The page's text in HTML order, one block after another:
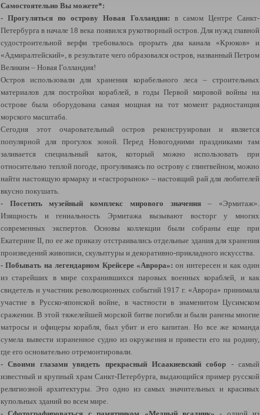
Самостоятельно Вы можете*:
- Прогуляться по острову Новая Голландия: в самом Центре Санкт-
Петербурга в начале 18 века появился рукотворный остров. Для нужд главной
судостроительной верфи требовалось прорыть два канала «Крюков» и
«Адмиралтейский», в результате чего образовался остров, названный Петром
Великим – Новая Голландия!
Остров использовали для хранения корабельного леса – строительных
материалов для постройки кораблей, в годы Первой мировой войны на
острове была оборудована самая мощная на тот момент радиостанция
морского масштаба.
Сегодня этот очаровательный остров реконструирован и является
популярной для прогулок зоной. Перед Новогодними праздниками там
заливается специальный каток, который можно использовать при
относительно теплой погоде, прогуливаясь по острову с глинтвейном, можно
найти настоящую ярмарку и «гастрорынок» – настоящий рай для любителей
вкусно покушать.
- Посетить музейный комплекс мирового значения– «Эрмитаж».
Изящность и гениальность Эрмитажа вызывают восторг у многих
современных экспертов. Основы коллекции были собраны еще при
Екатерине II, по ее же приказу отстраивались отдельные здания для хранения
произведений живописи, скульптуры и декоративно-прикладного искусства.
- Побывать на легендарном Крейсере «Аврора»:он интересен и как один
из старейших в мире сохранившихся паровых военных кораблей, и как
свидетель и участник революционных событий 1917 г. «Аврора» принимала
участие в Русско-японской войне, в частности в знаменитом Цусимском
сражении. В этой тяжелейшей морской битве погибли и были ранены многие
матросы и офицеры корабля, был убит и его капитан. Но все же команда
сумела вывести израненное судно из окружения и привести его на родину,
где его основательно отремонтировали.
- Своими глазами увидеть прекрасный Исаакиевский собор - самый
известный и крупный храм Санкт-Петербурга, выдающийся пример русской
религиозной архитектуры. Это одно из самых значительных и красивых
купольных зданий во всем мире.